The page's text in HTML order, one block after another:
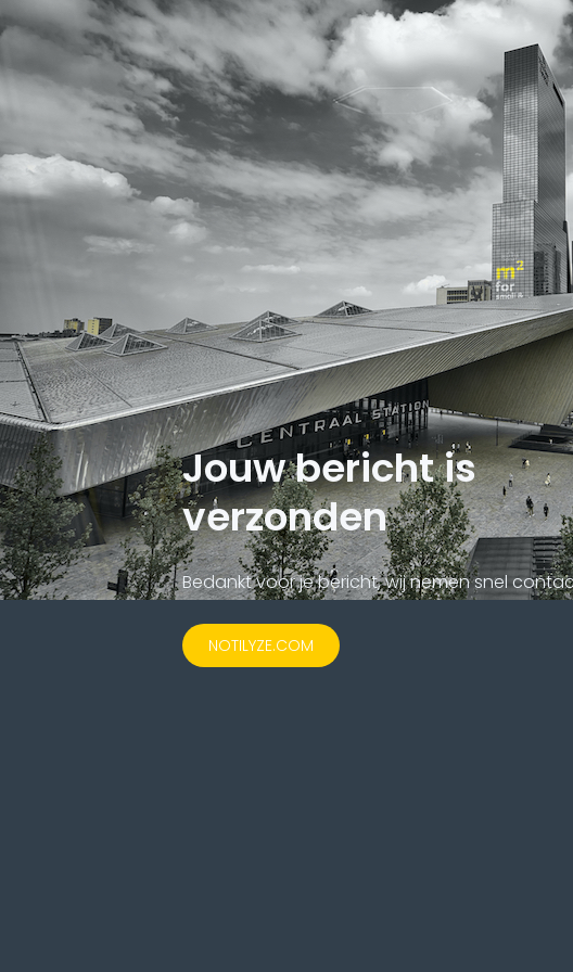
Jouw bericht is
verzonden
Bedankt voor je bericht, wij nemen snel
NOTILYZE.COM